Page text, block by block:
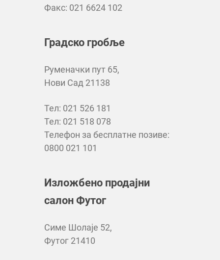
Факс: 021 6624 102
Градско гробље
Руменачки пут 65,
Нови Сад 21138
Тел: 021 526 181
Тел: 021 518 078
Телефон за бесплатне позиве:
0800 021 101
Изложбено продајни
салон Футог
Симе Шолаје 52,
Футог 21410